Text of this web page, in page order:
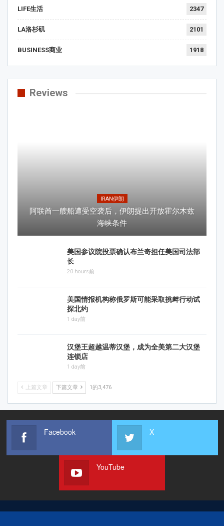
LIFE生活 2347
LA洛杉矶 2101
BUSINESS商业 1918
Reviews
IRAN伊朗
阿联酋一艘船遭受空袭后，伊朗提出开放霍尔木兹
海峡条件
美国参议院投票确认布兰奇担任美国司法部
长
20 hours前
美国情报机构称俄罗斯可能采取挑衅行动试
探北约
1 day前
汉堡王超越温蒂汉堡，成为全美第二大汉堡
连锁店
1 day前
上篇文章 下篇文章 1的3,476
Facebook X
YouTube